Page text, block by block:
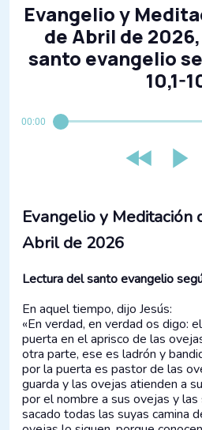
Evangelio y
de Abril de
santo evangelio
10,1-
00:00
Evangelio y Meditación
Abril de 2026
Lectura del santo evangelio
En aquel tiempo, dijo Jesús:
«En verdad, en verdad os digo:
puerta en el aprisco de las
otra parte, ese es ladrón y
por la puerta es pastor de las
guarda y las ovejas atienden a
por el nombre a sus ovejas y las
sacado todas las suyas camina